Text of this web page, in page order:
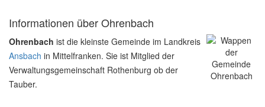
Informationen über Ohrenbach
Ohrenbach ist die kleinste Gemeinde im Landkreis
Ansbach in Mittelfranken. Sie ist Mitglied der
Verwaltungsgemeinschaft Rothenburg ob der
Tauber.